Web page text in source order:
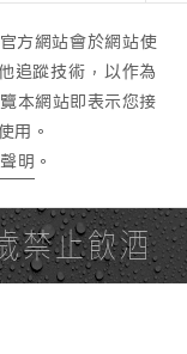
禁止飲酒
方網站會於網站使
追蹤技術，以作為
本網站即表示您接
用。
明 。